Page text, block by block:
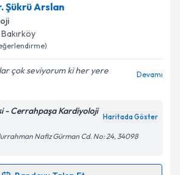
e-posta ile
işlenmesine ilişkin
ve kişisel verilerimin belirtilen
Talebini Gönder
Şükrü Arslan
Bakırköy
çok seviyorum ki her yere
Devamı
- Cerrahpaşa Kardiyoloji
Haritada Göster
Nafiz Gürman Cd. No: 24, 34098